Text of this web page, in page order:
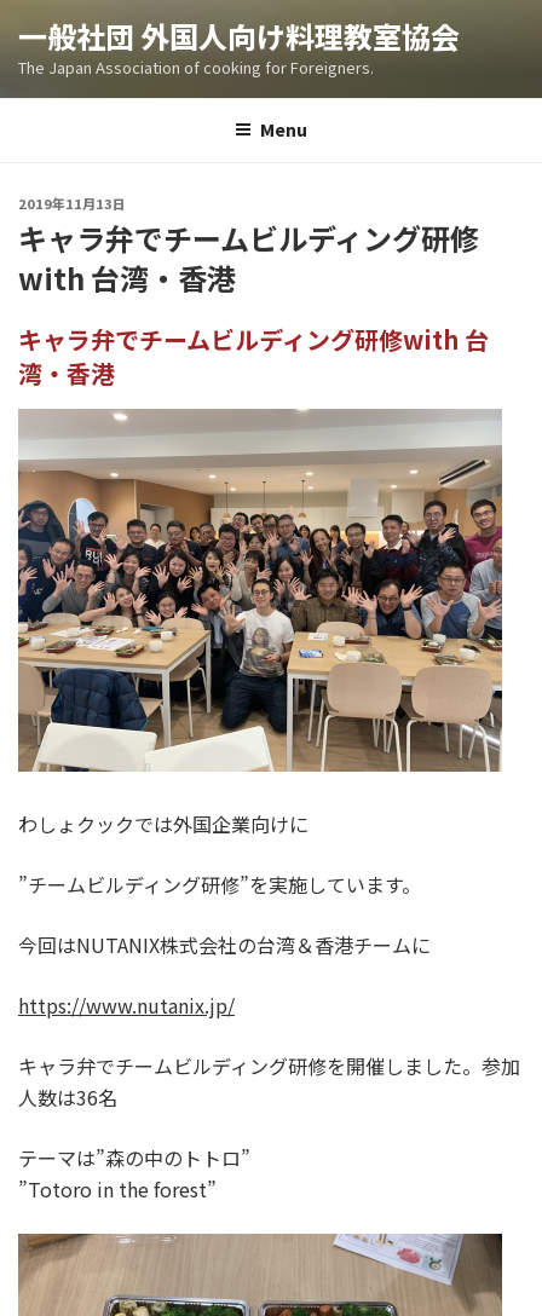
content
一般社団 外国人向け料理教室協会
The Japan Association of cooking for Foreigners.
Menu
POSTED
ON
2019年11月13日
キャラ弁でチームビルディング研修
with 台湾・香港
キャラ弁でチームビルディング研修with 台
湾・香港
わしょクックでは外国企業向けに
”チームビルディング研修”を実施しています。
今回はNUTANIX株式会社の台湾＆香港チームに
https://www.nutanix.jp/
キャラ弁でチームビルディング研修を開催しました。参加
人数は36名
テーマは”森の中のトトロ”
”Totoro in the forest”